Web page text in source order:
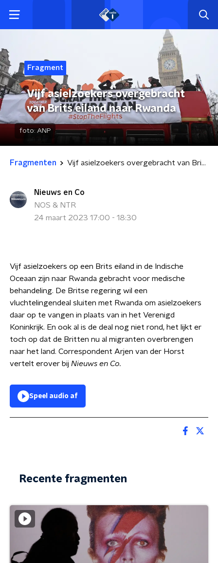
Fragment
Vijf asielzoekers overgebracht
van Brits eiland naar Rwanda
foto: ANP
Fragmenten Vijf asielzoekers overgebracht van Brits eiland naar Rwanda
Nieuws en Co
NOS & NTR
24 maart 2023 17:00 - 18:30
Vijf asielzoekers op een Brits eiland in de Indische
Oceaan zijn naar Rwanda gebracht voor medische
behandeling. De Britse regering wil een
vluchtelingendeal sluiten met Rwanda om asielzoekers
daar op te vangen in plaats van in het Verenigd
Koninkrijk. En ook al is de deal nog niet rond, het lijkt er
toch op dat de Britten nu al migranten overbrengen
naar het land. Correspondent Arjen van der Horst
vertelt erover bij Nieuws en Co.
Speel audio af
Recente fragmenten